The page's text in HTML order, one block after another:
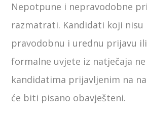
Nepotpune i nepravodobne
razmatrati. Kandidati koji nisu
pravodobnu i urednu prijavu
formalne uvjete iz natječaja
kandidatima prijavljenim na
će biti pisano obavješteni.